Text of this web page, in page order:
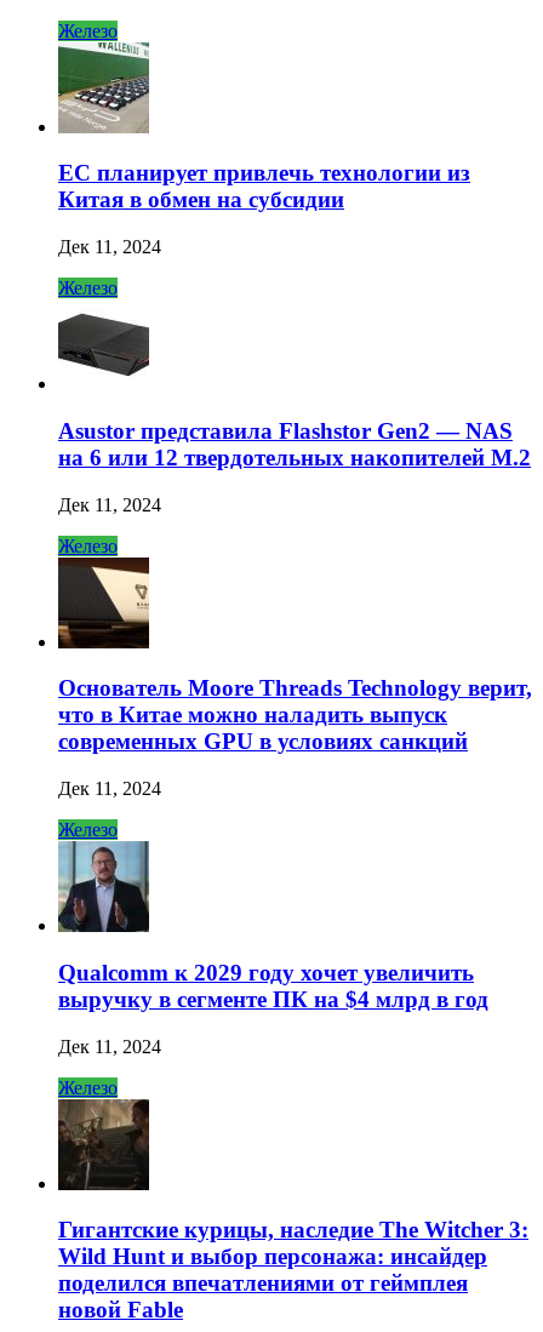
Железо
ЕС планирует привлечь технологии из
Китая в обмен на субсидии
Дек 11, 2024
Железо
Asustor представила Flashstor Gen2 — NAS
на 6 или 12 твердотельных накопителей M.2
Дек 11, 2024
Железо
Основатель Moore Threads Technology верит,
что в Китае можно наладить выпуск
современных GPU в условиях санкций
Дек 11, 2024
Железо
Qualcomm к 2029 году хочет увеличить
выручку в сегменте ПК на $4 млрд в год
Дек 11, 2024
Железо
Гигантские курицы, наследие The Witcher 3:
Wild Hunt и выбор персонажа: инсайдер
поделился впечатлениями от геймплея
новой Fable